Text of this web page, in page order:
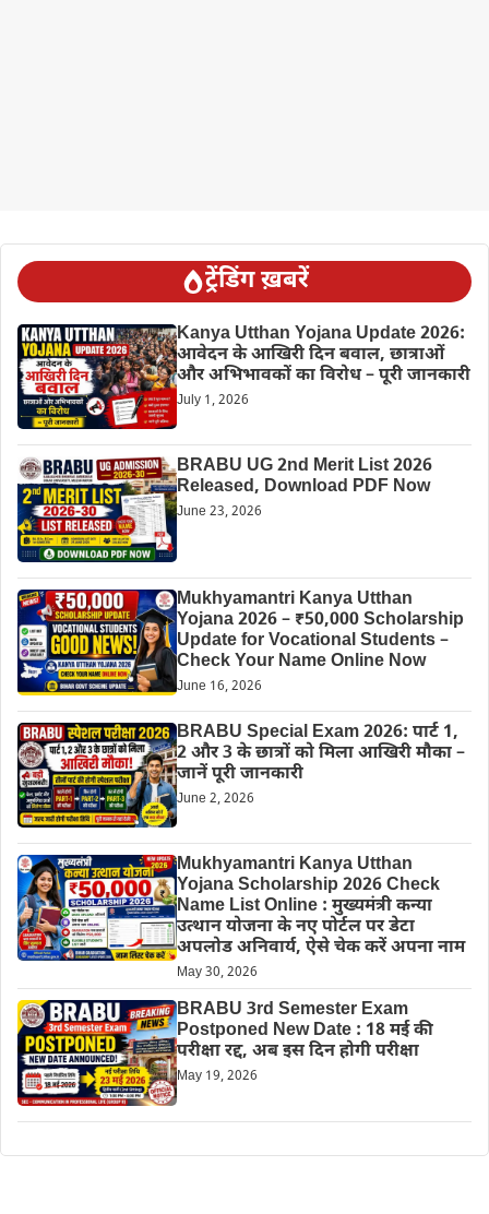
ट्रेंडिंग ख़बरें
Kanya Utthan Yojana Update 2026:
आवेदन के आखिरी दिन बवाल, छात्राओं
और अभिभावकों का विरोध – पूरी जानकारी
July 1, 2026
BRABU UG 2nd Merit List 2026
Released, Download PDF Now
June 23, 2026
Mukhyamantri Kanya Utthan
Yojana 2026 – ₹50,000 Scholarship
Update for Vocational Students –
Check Your Name Online Now
June 16, 2026
BRABU Special Exam 2026: पार्ट 1,
2 और 3 के छात्रों को मिला आखिरी मौका –
जानें पूरी जानकारी
June 2, 2026
Mukhyamantri Kanya Utthan
Yojana Scholarship 2026 Check
Name List Online : मुख्यमंत्री कन्या
उत्थान योजना के नए पोर्टल पर डेटा
अपलोड अनिवार्य, ऐसे चेक करें अपना नाम
May 30, 2026
BRABU 3rd Semester Exam
Postponed New Date : 18 मई की
परीक्षा रद्द, अब इस दिन होगी परीक्षा
May 19, 2026